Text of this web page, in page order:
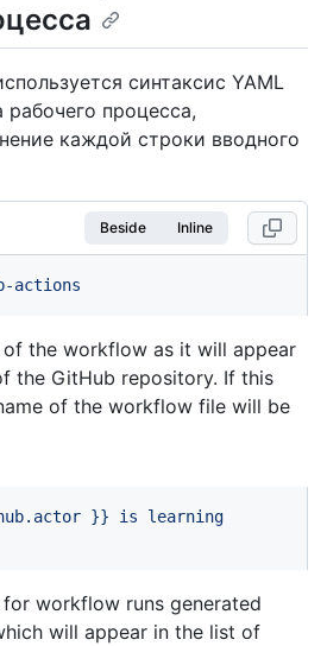
синтаксис YAML
процесса,
каждой строки вводного
Beside Inline
actions
of the workflow as it will appear
the GitHub repository. If this
of the workflow file will be
}} is
learning
workflow runs generated
will appear in the list of